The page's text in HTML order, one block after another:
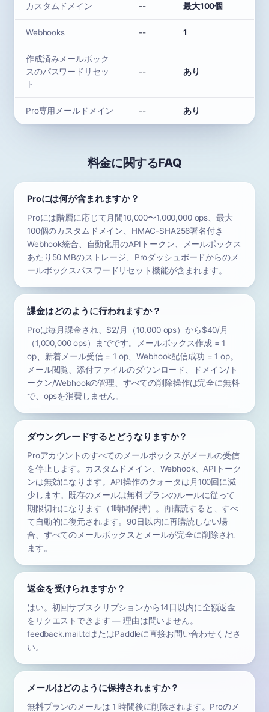
カスタムドメイン -- 最大100個
Webhooks -- 1
作成済みメールボック
スのパスワードリセッ
ト
-- あり
Pro専用メールドメイン -- あり
料金に関するFAQ
Proには何が含まれますか？
Proには階層に応じて月間10,000〜1,000,000 ops、最大
100個のカスタムドメイン、HMAC-SHA256署名付き
Webhook統合、自動化用のAPIトークン、メールボックス
あたり50 MBのストレージ、Proダッシュボードからのメ
ールボックスパスワードリセット機能が含まれます。
課金はどのように行われますか？
Proは毎月課金され、$2/月（10,000 ops）から$40/月
（1,000,000 ops）までです。メールボックス作成 = 1
op、新着メール受信 = 1 op、Webhook配信成功 = 1 op。
メール閲覧、添付ファイルのダウンロード、ドメイン/ト
ークン/Webhookの管理、すべての削除操作は完全に無料
で、opsを消費しません。
ダウングレードするとどうなりますか？
Proアカウントのすべてのメールボックスがメールの受信
を停止します。カスタムドメイン、Webhook、APIトーク
ンは無効になります。API操作のクォータは月100回に減
少します。既存のメールは無料プランのルールに従って
期限切れになります（1時間保持）。再購読すると、すべ
て自動的に復元されます。90日以内に再購読しない場
合、すべてのメールボックスとメールが完全に削除され
ます。
返金を受けられますか？
はい。初回サブスクリプションから14日以内に全額返金
をリクエストできます — 理由は問いません。
feedback.mail.tdまたはPaddleに直接お問い合わせくださ
い。
メールはどのように保持されますか？
無料プランのメールは 1 時間後に削除されます。Proのメ